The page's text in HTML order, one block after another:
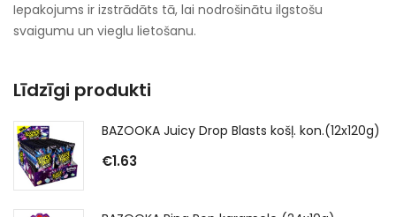
Iepakojums ir izstrādāts tā, lai nodrošinātu ilgstošu
svaigumu un vieglu lietošanu.
Līdzīgi produkti
BAZOOKA Juicy Drop Blasts košļ. kon.(12x120g)
€1.63